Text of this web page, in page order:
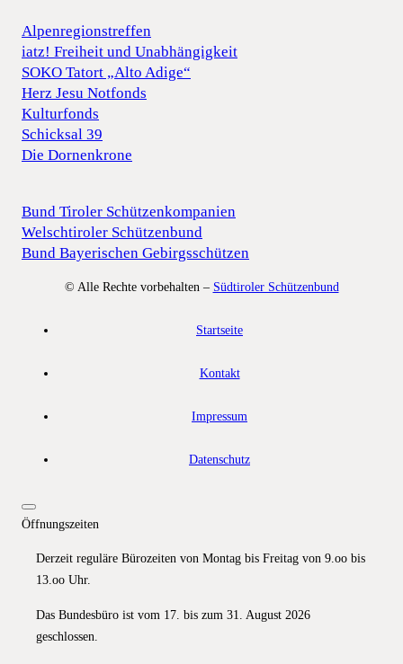
Alpenregionstreffen
iatz! Freiheit und Unabhängigkeit
SOKO Tatort „Alto Adige“
Herz Jesu Notfonds
Kulturfonds
Schicksal 39
Die Dornenkrone
Bund Tiroler Schützenkompanien
Welschtiroler Schützenbund
Bund Bayerischen Gebirgsschützen
© Alle Rechte vorbehalten – Südtiroler Schützenbund
Startseite
Kontakt
Impressum
Datenschutz
Öffnungszeiten
Derzeit reguläre Bürozeiten von Montag bis Freitag von 9.oo bis
13.oo Uhr.
Das Bundesbüro ist vom 17. bis zum 31. August 2026
geschlossen.